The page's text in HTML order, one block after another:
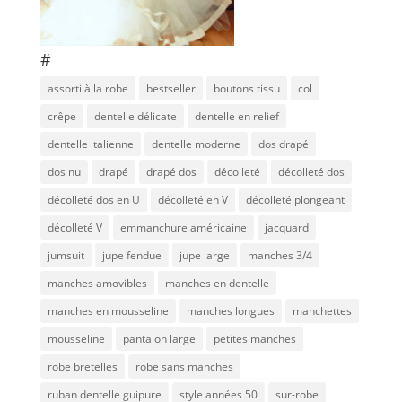
#
assorti à la robe bestseller boutons tissu
col
crêpe
dentelle délicate
dentelle en relief
dentelle italienne
dentelle moderne
dos drapé
dos nu
drapé drapé dos décolleté
décolleté dos
décolleté dos en U
décolleté en V
décolleté plongeant
décolleté V
emmanchure américaine
jacquard
jumsuit
jupe fendue jupe large
manches 3/4
manches amovibles
manches en dentelle
manches en mousseline
manches longues
manchettes
mousseline
pantalon large
petites manches
robe bretelles
robe sans manches
ruban dentelle guipure
style années 50 sur-robe